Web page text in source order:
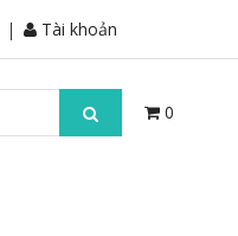
Tài khoản
0